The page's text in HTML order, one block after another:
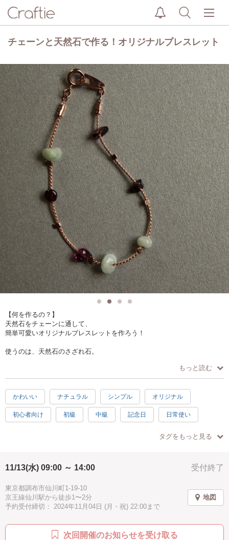
チェーンと天然石で作る！オリジナルブレスレット
【何を作るの？】
天然石をチェーンに通して、
簡単可愛いオリジナルブレスレットを作ろう！
使うのは、天然石のさざれ石。
アクセサリーを作りましょう。
天然石はおよそ15種類。
人によっては長時間悩まれたりもしますが、
その選ぶ時間が1番楽しかったりもします。
肌馴染みの良いピンクゴールド
からお選びいただき、
長さの目安は、手首周り+2〜3cm。
こちらも、ご予約時にご希望の長さを
ご不明な場合はご相談ください。
もっと読む
かわいい ナチュラル シンプル オリジナル
初心者向け 初級 中級 記念日 日常使い
達成感
秋 冬 お手頃 ホワイト
ゴールド イェロー
ブラック グレー 駅近 汚れない 手ぶらOK
タグをもっと見る
受付終了
11/13(水) 09:00 ～ 14:00
東京都調布市仙川町1-19-10
京王線仙川駅から徒歩1〜2分
予約受付締切： 2024年11月04日 (月・祝) 22:00まで
地図
次回開催のお知らせを受け取る